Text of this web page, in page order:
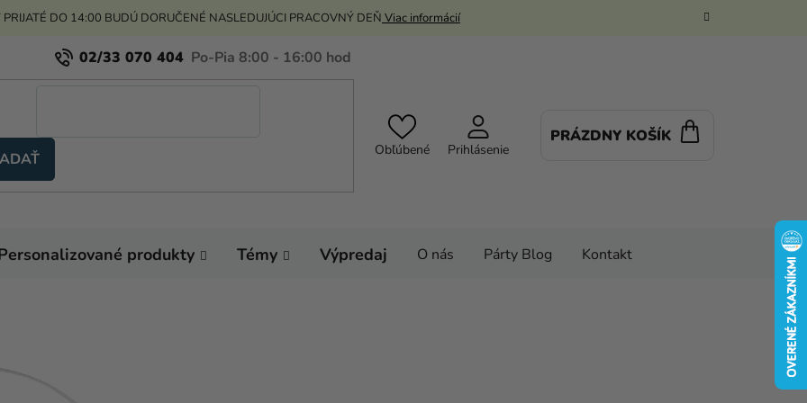
PRIJATÉ DO 14:00 BUDÚ DORUČENÉ NASLEDUJÚCI PRACOVNÝ DEŇ Viac informácií
02/33 070 404
Obľúbené Prihlásenie
PRÁZDNY KOŠÍK
produkty Témy Výpredaj O nás Párty Blog Kontakt